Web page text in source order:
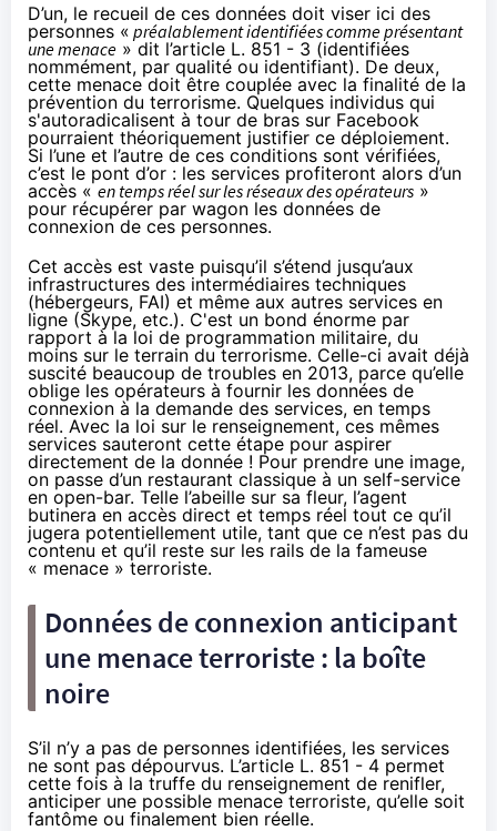
D’un, le recueil de ces données doit viser ici des
personnes « préalablement identifiées comme présentant
une menace » dit l’article L. 851 - 3 (identifiées
nommément, par qualité ou identifiant). De deux,
cette menace doit être couplée avec la finalité de la
prévention du terrorisme. Quelques individus qui
s'autoradicalisent à tour de bras sur Facebook
pourraient théoriquement justifier ce déploiement.
Si l’une et l’autre de ces conditions sont vérifiées,
c’est le pont d’or : les services profiteront alors d’un
accès «en temps réel sur les réseaux des opérateurs »
pour récupérer par wagon les données de
connexion de ces personnes.
Cet accès est vaste puisqu’il s’étend jusqu’aux
infrastructures des intermédiaires techniques
(hébergeurs, FAI) et même aux autres services en
ligne (Skype, etc.). C'est un bond énorme par
rapport à la loi de programmation militaire, du
moins sur le terrain du terrorisme. Celle-ci avait déjà
suscité beaucoup de troubles en 2013, parce qu’elle
oblige les opérateurs à fournir les données de
connexion à la demande des services, en temps
réel. Avec la loi sur le renseignement, ces mêmes
services sauteront cette étape pour aspirer
directement de la donnée ! Pour prendre une image,
on passe d’un restaurant classique à un self-service
en open-bar. Telle l’abeille sur sa fleur, l’agent
butinera en accès direct et temps réel tout ce qu’il
jugera potentiellement utile, tant que ce n’est pas du
contenu et qu’il reste sur les rails de la fameuse
« menace » terroriste.
Données de connexion anticipant
une menace terroriste : la boîte
noire
S’il n’y a pas de personnes identifiées, les services
ne sont pas dépourvus. L’article L. 851 - 4 permet
cette fois à la truffe du renseignement de renifler,
anticiper une possible menace terroriste, qu’elle soit
fantôme ou finalement bien réelle.